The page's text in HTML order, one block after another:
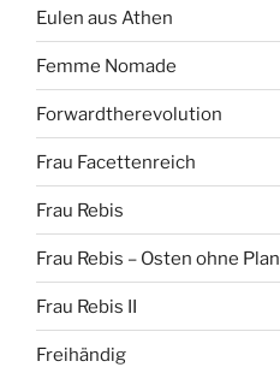
Eulen aus Athen
Femme Nomade
Forwardtherevolution
Frau Facettenreich
Frau Rebis
Frau Rebis – Osten ohne Plan
Frau Rebis II
Freihändig